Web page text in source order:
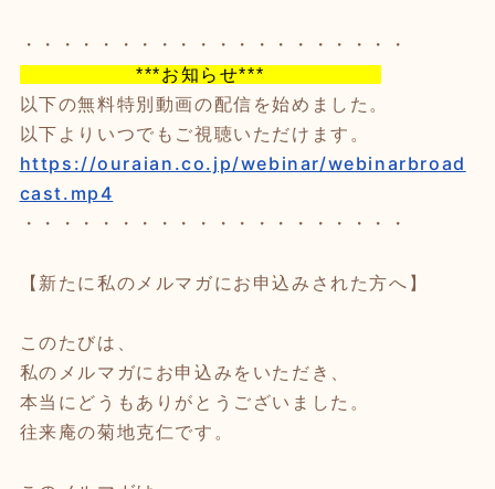
・・・・・・・・・・・・・・・・・・・・
***お知らせ***
以下の無料特別動画の配信を始めました。
以下よりいつでもご視聴いただけます。
https://ouraian.co.jp/webinar/webinarbroad
cast.mp4
・・・・・・・・・・・・・・・・・・・・
【新たに私のメルマガにお申込みされた方へ】
このたびは、
私のメルマガにお申込みをいただき、
本当にどうもありがとうございました。
往来庵の菊地克仁です。